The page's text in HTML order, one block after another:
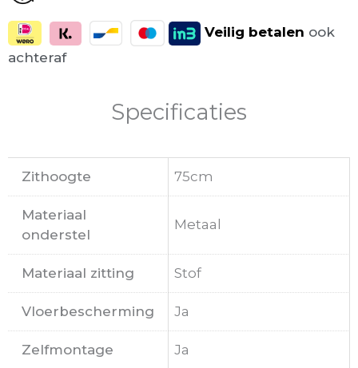
Veilig betalen ook
achteraf
Specificaties
Zithoogte 75cm
Materiaal
onderstel
Metaal
Materiaal zitting Stof
Vloerbescherming Ja
Zelfmontage Ja